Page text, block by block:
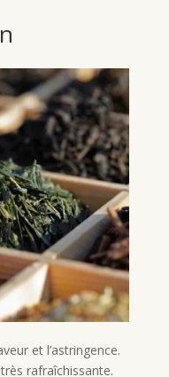
et l’astringence.
rafraîchissante.